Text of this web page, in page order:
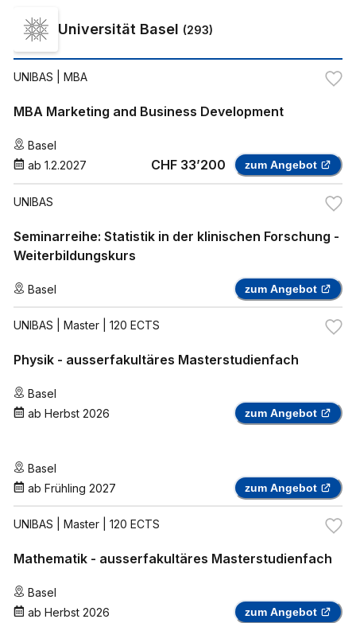
Universität Basel (293)
UNIBAS | MBA
MBA Marketing and Business Development
Basel
ab 1.2.2027 CHF 33’200 zum Angebot
UNIBAS
Seminarreihe: Statistik in der klinischen Forschung -
Weiterbildungskurs
Basel zum Angebot
UNIBAS | Master | 120 ECTS
Physik - ausserfakultäres Masterstudienfach
Basel
ab Herbst 2026 zum Angebot
Basel
ab Frühling 2027 zum Angebot
UNIBAS | Master | 120 ECTS
Mathematik - ausserfakultäres Masterstudienfach
Basel
ab Herbst 2026 zum Angebot